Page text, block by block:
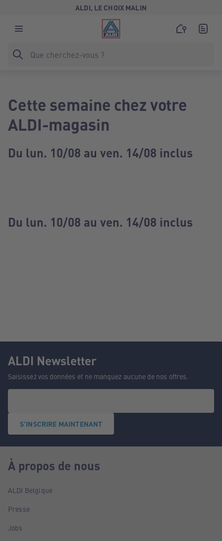
ALDI, LE CHOIX MALIN
Cette semaine chez votre
ALDI-magasin
Du lun. 10/08 au ven. 14/08 inclus
Du lun. 10/08 au ven. 14/08 inclus
ALDI Newsletter
Saisissez vos données et ne manquez aucune de nos offres.
S'INSCRIRE MAINTENANT
À propos de nous
ALDI Belgique
Presse
Jobs